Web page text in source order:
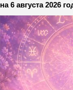
на 6 августа 2026